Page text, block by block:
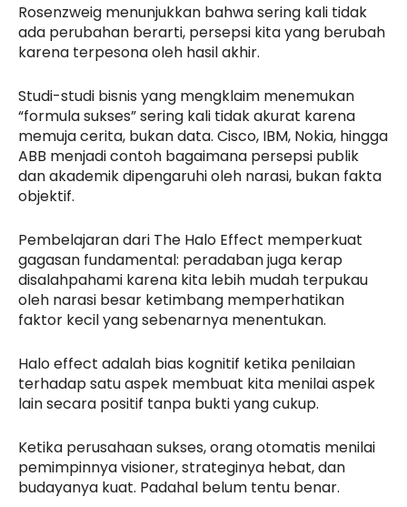
Rosenzweig menunjukkan bahwa sering kali tidak
ada perubahan berarti, persepsi kita yang berubah
karena terpesona oleh hasil akhir.
Studi-studi bisnis yang mengklaim menemukan
“formula sukses” sering kali tidak akurat karena
memuja cerita, bukan data. Cisco, IBM, Nokia, hingga
ABB menjadi contoh bagaimana persepsi publik
dan akademik dipengaruhi oleh narasi, bukan fakta
objektif.
Pembelajaran dari The Halo Effect memperkuat
gagasan fundamental: peradaban juga kerap
disalahpahami karena kita lebih mudah terpukau
oleh narasi besar ketimbang memperhatikan
faktor kecil yang sebenarnya menentukan.
Halo effect adalah bias kognitif ketika penilaian
terhadap satu aspek membuat kita menilai aspek
lain secara positif tanpa bukti yang cukup.
Ketika perusahaan sukses, orang otomatis menilai
pemimpinnya visioner, strateginya hebat, dan
budayanya kuat. Padahal belum tentu benar.